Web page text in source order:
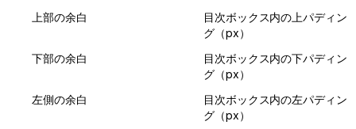
上部の余白
目次ボックス内の上パディン
グ（px）
下部の余白
目次ボックス内の下パディン
グ（px）
左側の余白
目次ボックス内の左パディン
グ（px）